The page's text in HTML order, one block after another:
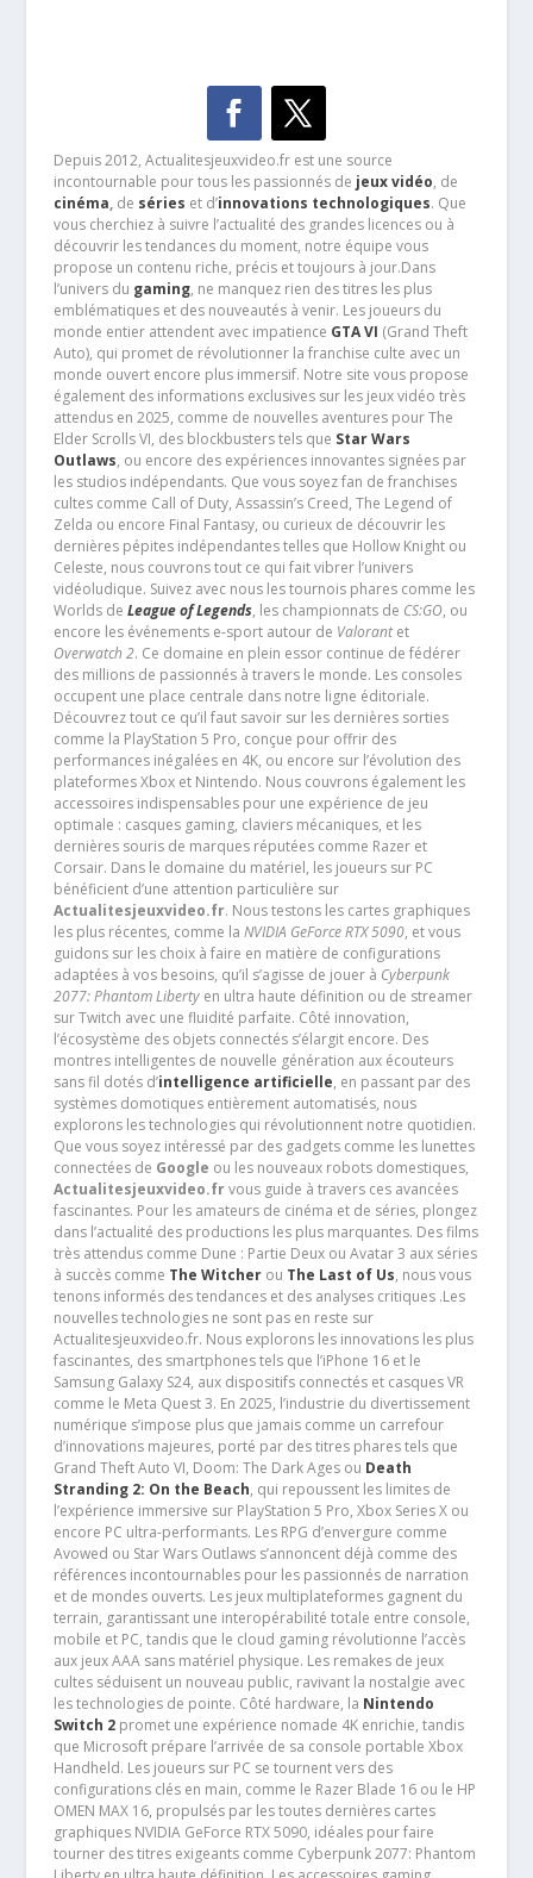
Depuis 2012, Actualitesjeuxvideo.fr est une source
incontournable pour tous les passionnés de jeux vidéo, de
cinéma,de séries et d’innovations technologiques. Que
vous cherchiez à suivre l’actualité des grandes licences ou à
découvrir les tendances du moment, notre équipe vous
propose un contenu riche, précis et toujours à jour.Dans
l’univers du gaming, ne manquez rien des titres les plus
emblématiques et des nouveautés à venir. Les joueurs du
monde entier attendent avec impatience GTA VI (Grand Theft
Auto), qui promet de révolutionner la franchise culte avec un
monde ouvert encore plus immersif. Notre site vous propose
également des informations exclusives sur les jeux vidéo très
attendus en 2025, comme de nouvelles aventures pour The
Elder Scrolls VI, des blockbusters tels que Star Wars
Outlaws, ou encore des expériences innovantes signées par
les studios indépendants. Que vous soyez fan de franchises
cultes comme Call of Duty, Assassin’s Creed, The Legend of
Zelda ou encore Final Fantasy, ou curieux de découvrir les
dernières pépites indépendantes telles que Hollow Knight ou
Celeste, nous couvrons tout ce qui fait vibrer l’univers
vidéoludique. Suivez avec nous les tournois phares comme les
Worlds de League of Legends, les championnats de CS:GO, ou
encore les événements e-sport autour de Valorantet
Overwatch 2. Ce domaine en plein essor continue de fédérer
des millions de passionnés à travers le monde. Les consoles
occupent une place centrale dans notre ligne éditoriale.
Découvrez tout ce qu’il faut savoir sur les dernières sorties
comme la PlayStation 5 Pro, conçue pour offrir des
performances inégalées en 4K, ou encore sur l’évolution des
plateformes Xbox et Nintendo. Nous couvrons également les
accessoires indispensables pour une expérience de jeu
optimale : casques gaming, claviers mécaniques, et les
dernières souris de marques réputées comme Razer et
Corsair. Dans le domaine du matériel, les joueurs sur PC
bénéficient d’une attention particulière sur
Actualitesjeuxvideo.fr. Nous testons les cartes graphiques
les plus récentes, comme la NVIDIA GeForce RTX 5090, et vous
guidons sur les choix à faire en matière de configurations
adaptées à vos besoins, qu’il s’agisse de jouer à Cyberpunk
2077: Phantom Libertyen ultra haute définition ou de streamer
sur Twitch avec une fluidité parfaite. Côté innovation,
l’écosystème des objets connectés s’élargit encore. Des
montres intelligentes de nouvelle génération aux écouteurs
sans fil dotés d’intelligence artificielle, en passant par des
systèmes domotiques entièrement automatisés, nous
explorons les technologies qui révolutionnent notre quotidien.
Que vous soyez intéressé par des gadgets comme les lunettes
connectées de Google ou les nouveaux robots domestiques,
Actualitesjeuxvideo.frvous guide à travers ces avancées
fascinantes. Pour les amateurs de cinéma et de séries, plongez
dans l’actualité des productions les plus marquantes. Des films
très attendus comme Dune : Partie Deux ou Avatar 3 aux séries
à succès comme The Witcherou The Last of Us, nous vous
tenons informés des tendances et des analyses critiques .Les
nouvelles technologies ne sont pas en reste sur
Actualitesjeuxvideo.fr. Nous explorons les innovations les plus
fascinantes, des smartphones tels que l’iPhone 16 et le
Samsung Galaxy S24, aux dispositifs connectés et casques VR
comme le Meta Quest 3. En 2025, l’industrie du divertissement
numérique s’impose plus que jamais comme un carrefour
d’innovations majeures, porté par des titres phares tels que
Grand Theft Auto VI, Doom: The Dark Ages ou Death
Stranding 2: On the Beach, qui repoussent les limites de
l’expérience immersive sur PlayStation 5 Pro, Xbox Series X ou
encore PC ultra-performants. Les RPG d’envergure comme
Avowed ou Star Wars Outlaws s’annoncent déjà comme des
références incontournables pour les passionnés de narration
et de mondes ouverts. Les jeux multiplateformes gagnent du
terrain, garantissant une interopérabilité totale entre console,
mobile et PC, tandis que le cloud gaming révolutionne l’accès
aux jeux AAA sans matériel physique. Les remakes de jeux
cultes séduisent un nouveau public, ravivant la nostalgie avec
les technologies de pointe. Côté hardware, la Nintendo
Switch 2promet une expérience nomade 4K enrichie, tandis
que Microsoft prépare l’arrivée de sa console portable Xbox
Handheld. Les joueurs sur PC se tournent vers des
configurations clés en main, comme le Razer Blade 16 ou le HP
OMEN MAX 16, propulsés par les toutes dernières cartes
graphiques NVIDIA GeForce RTX 5090, idéales pour faire
tourner des titres exigeants comme Cyberpunk 2077: Phantom